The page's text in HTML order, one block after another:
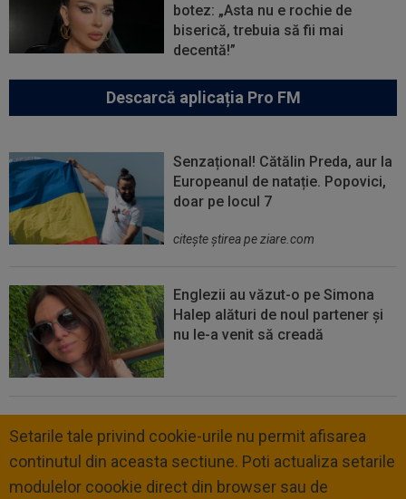
botez: „Asta nu e rochie de
biserică, trebuia să fii mai
decentă!”
Descarcă aplicația Pro FM
Senzațional! Cătălin Preda, aur la
Europeanul de natație. Popovici,
doar pe locul 7
citeşte ştirea pe ziare.com
Englezii au văzut-o pe Simona
Halep alături de noul partener și
nu le-a venit să creadă
Setarile tale privind cookie-urile nu permit afisarea
continutul din aceasta sectiune. Poti actualiza setarile
modulelor coookie direct din browser sau de